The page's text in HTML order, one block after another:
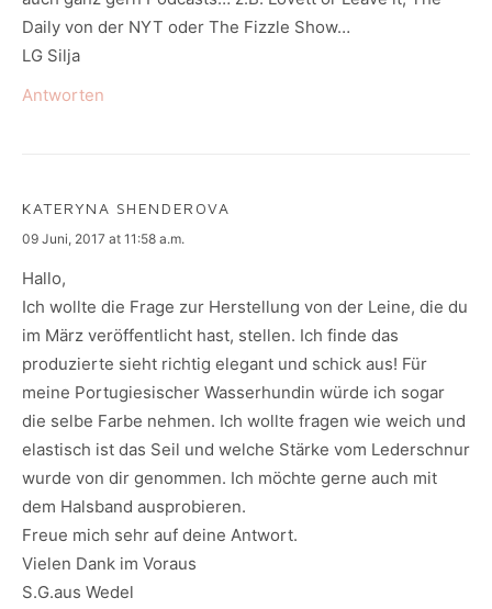
Daily von der NYT oder The Fizzle Show…
LG Silja
Antworten
KATERYNA SHENDEROVA
says:
09 Juni, 2017 at 11:58 a.m.
Hallo,
Ich wollte die Frage zur Herstellung von der Leine, die du
im März veröffentlicht hast, stellen. Ich finde das
produzierte sieht richtig elegant und schick aus! Für
meine Portugiesischer Wasserhundin würde ich sogar
die selbe Farbe nehmen. Ich wollte fragen wie weich und
elastisch ist das Seil und welche Stärke vom Lederschnur
wurde von dir genommen. Ich möchte gerne auch mit
dem Halsband ausprobieren.
Freue mich sehr auf deine Antwort.
Vielen Dank im Voraus
S.G.aus Wedel